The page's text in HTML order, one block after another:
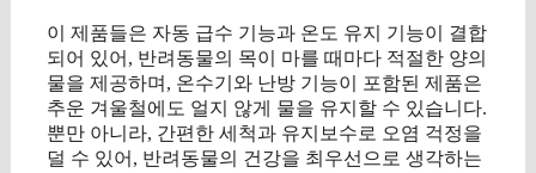
이 제품들은 자동 급수 기능과 온도 유지 기능이 결합
되어 있어, 반려동물의 목이 마를 때마다 적절한 양의
물을 제공하며, 온수기와 난방 기능이 포함된 제품은
추운 겨울철에도 얼지 않게 물을 유지할 수 있습니다.
뿐만 아니라, 간편한 세척과 유지보수로 오염 걱정을
덜 수 있어, 반려동물의 건강을 최우선으로 생각하는